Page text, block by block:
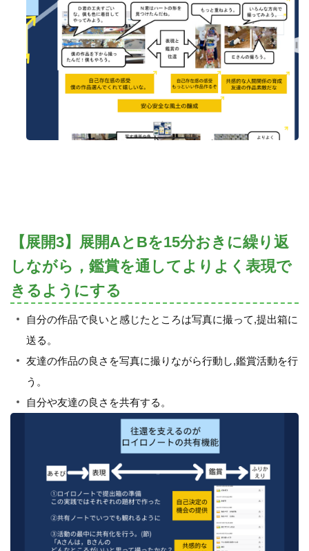
【展開3】展開AとBを15分おきに繰り返
しながら，鑑賞を通してよりよく表現で
きるようにする
自分の作品で良いと感じたところは写真に撮って,提出箱に
送る。
友達の作品の良さを写真に撮りながら行動し,鑑賞活動を行
う。
自分や友達の良さを共有する。